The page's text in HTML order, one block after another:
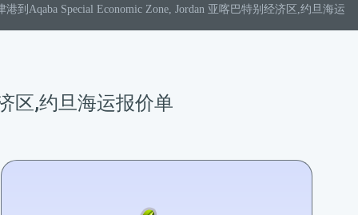
港到Aqaba Special Economic Zone, Jordan 亚喀巴特别经济区,约旦海运
区,约旦海运报价单